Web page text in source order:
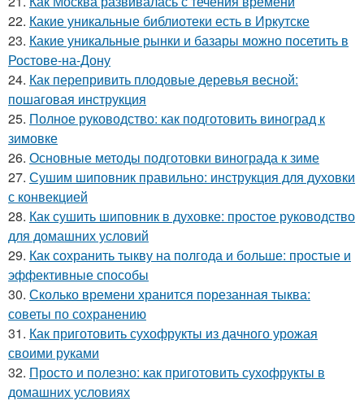
22. Какие уникальные библиотеки есть в Иркутске
23. Какие уникальные рынки и базары можно посетить в
Ростове-на-Дону
24. Как перепривить плодовые деревья весной:
пошаговая инструкция
25. Полное руководство: как подготовить виноград к
зимовке
26. Основные методы подготовки винограда к зиме
27. Сушим шиповник правильно: инструкция для духовки
с конвекцией
28. Как сушить шиповник в духовке: простое руководство
для домашних условий
29. Как сохранить тыкву на полгода и больше: простые и
эффективные способы
30. Сколько времени хранится порезанная тыква:
советы по сохранению
31. Как приготовить сухофрукты из дачного урожая
своими руками
32. Просто и полезно: как приготовить сухофрукты в
домашних условиях